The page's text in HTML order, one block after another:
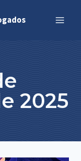
2025